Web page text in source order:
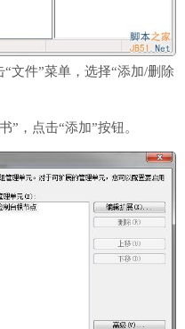
件”菜单，选择“添加/删除
”，点击“添加”按钮。